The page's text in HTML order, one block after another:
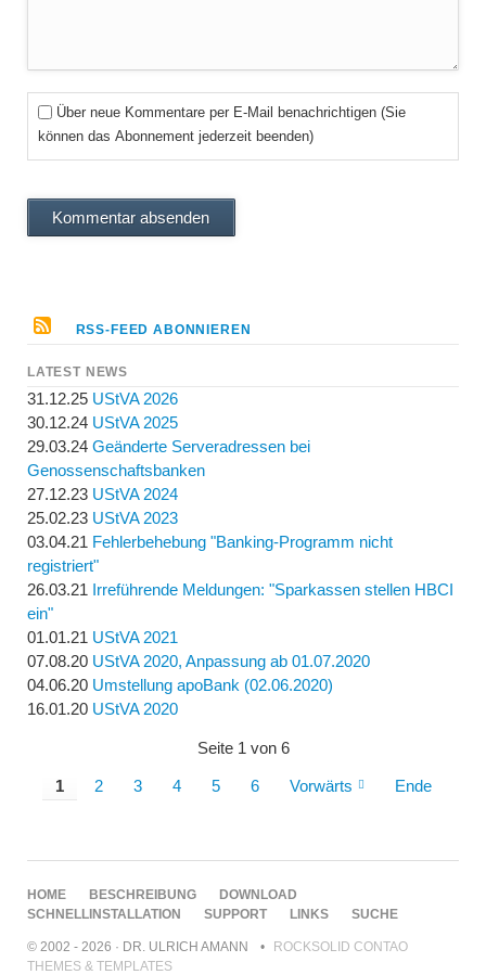
Über neue Kommentare per E-Mail benachrichtigen (Sie
können das Abonnement jederzeit beenden)
Kommentar absenden
RSS-FEED ABONNIEREN
LATEST NEWS
31.12.25 UStVA 2026
30.12.24 UStVA 2025
29.03.24 Geänderte Serveradressen bei
Genossenschaftsbanken
27.12.23 UStVA 2024
25.02.23 UStVA 2023
03.04.21 Fehlerbehebung "Banking-Programm nicht
registriert"
26.03.21 Irreführende Meldungen: "Sparkassen stellen HBCI
ein"
01.01.21 UStVA 2021
07.08.20 UStVA 2020, Anpassung ab 01.07.2020
04.06.20 Umstellung apoBank (02.06.2020)
16.01.20 UStVA 2020
Seite 1 von 6
1 2 3 4 5 6 Vorwärts Ende
NAVIGATION
ÜBERSPRINGEN
HOME BESCHREIBUNG
DOWNLOAD
SCHNELLINSTALLATION
SUPPORT LINKS SUCHE
© 2002 - 2026 · DR. ULRICH AMANN
ROCKSOLID CONTAO
THEMES & TEMPLATES